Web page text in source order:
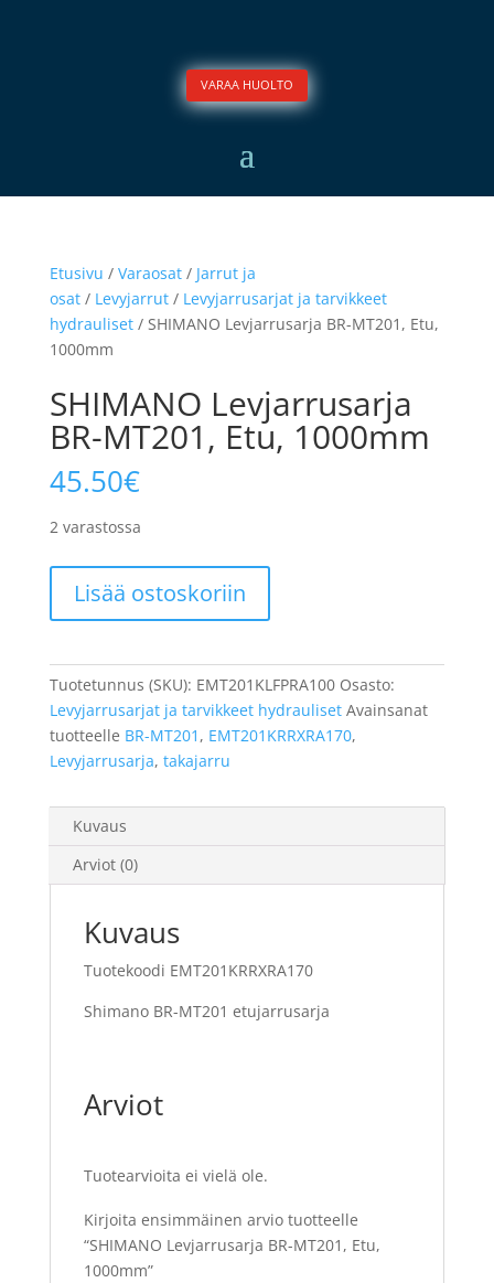
VARAA HUOLTO
Etusivu / Varaosat/ Jarrut ja
osat/ Levyjarrut/ Levyjarrusarjat ja tarvikkeet
hydrauliset/ SHIMANO Levjarrusarja BR-MT201, Etu,
1000mm
SHIMANO Levjarrusarja
BR-MT201, Etu, 1000mm
45.50€
2 varastossa
Levjarrusarja
BR-
Etu,
1000mm
määrä
Lisää ostoskoriin
Tuotetunnus (SKU): EMT201KLFPRA100 Osasto:
Levyjarrusarjat ja tarvikkeet hydrauliset Avainsanat
tuotteelle BR-MT201 , EMT201KRRXRA170,
Levyjarrusarja, takajarru
Kuvaus
Arviot (0)
Kuvaus
Tuotekoodi EMT201KRRXRA170
Shimano BR-MT201 etujarrusarja
Arviot
Tuotearvioita ei vielä ole.
Kirjoita ensimmäinen arvio tuotteelle
“SHIMANO Levjarrusarja BR-MT201, Etu,
1000mm”